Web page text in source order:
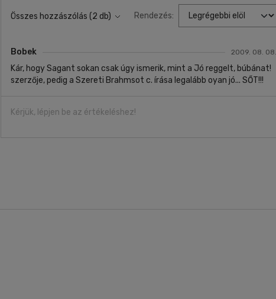
Összes hozzászólás (2 db) Rendezés:
Bobek 2009. 08. 08.
Kár, hogy Sagant sokan csak úgy ismerik, mint a Jó reggelt, búbánat!
szerzője, pedig a Szereti Brahmsot c. írása legalább oyan jó... SŐT!!!
Kérjük, lépjen be az értékeléshez!